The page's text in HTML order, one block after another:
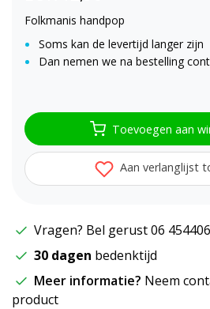
Folkmanis handpop
Soms kan de levertijd langer zijn
Dan nemen we na bestelling
Toevoegen aan
Aan verlanglijst
Vragen? Bel gerust 06
30 dagen bedenktijd
Meer informatie? Neem
product